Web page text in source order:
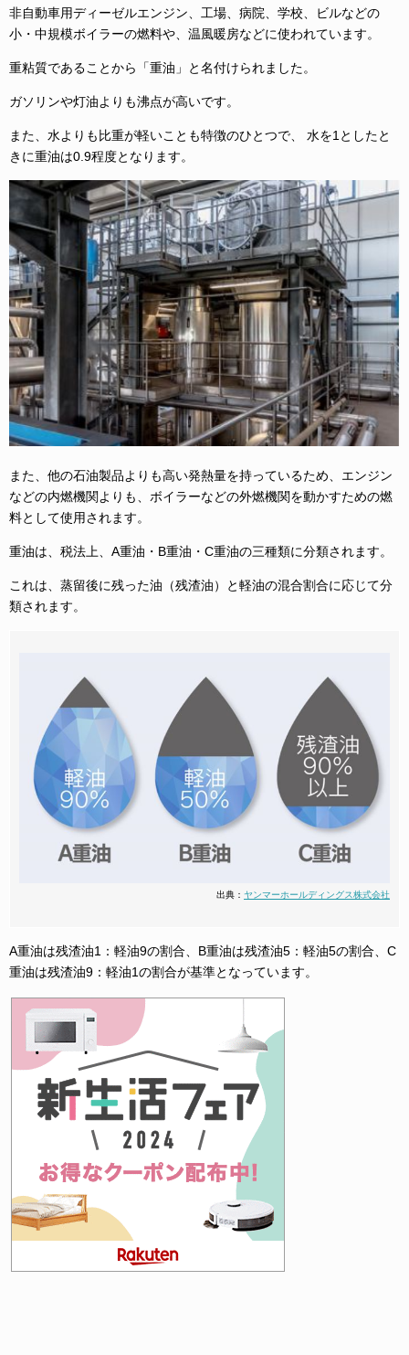
非自動車用ディーゼルエンジン、工場、病院、学校、ビルなどの
小・中規模ボイラーの燃料や、温風暖房などに使われています。
重粘質であることから「重油」と名付けられました。
ガソリンや灯油よりも沸点が高いです。
また、水よりも比重が軽いことも特徴のひとつで、 水を1としたと
きに重油は0.9程度となります。
また、他の石油製品よりも高い発熱量を持っているため、エンジン
などの内燃機関よりも、ボイラーなどの外燃機関を動かすための燃
料として使用されます。
重油は、税法上、A重油・B重油・C重油の三種類に分類されます。
これは、蒸留後に残った油（残渣油）と軽油の混合割合に応じて分
類されます。
出典： ヤンマーホールディングス株式会社
A重油は残渣油1：軽油9の割合、B重油は残渣油5：軽油5の割合、C
重油は残渣油9：軽油1の割合が基準となっています。